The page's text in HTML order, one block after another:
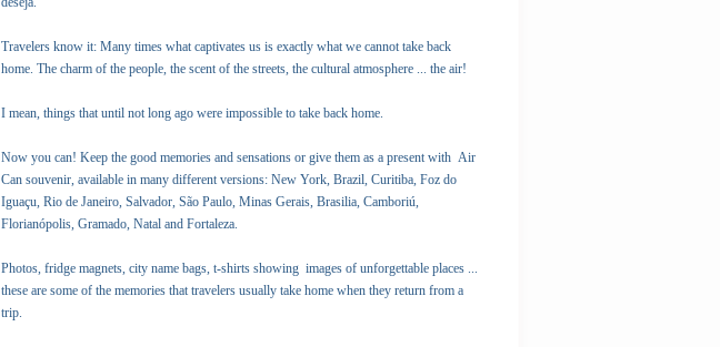
Travelers know it: Many times what captivates us is exactly what we cannot take back
home. The charm of the people, the scent of the streets, the cultural atmosphere ... the air!
I mean, things that until not long ago were impossible to take back home.
Now you can! Keep the good memories and sensations or give them as a present with Air
Can souvenir, available in many different versions: New York, Brazil, Curitiba, Foz do
Iguaçu, Rio de Janeiro, Salvador, São Paulo, Minas Gerais, Brasilia, Camboriú,
Florianópolis, Gramado, Natal and Fortaleza.
Photos, fridge magnets, city name bags, t-shirts showing images of unforgettable places ...
these are some of the memories that travelers usually take home when they return from a
trip.